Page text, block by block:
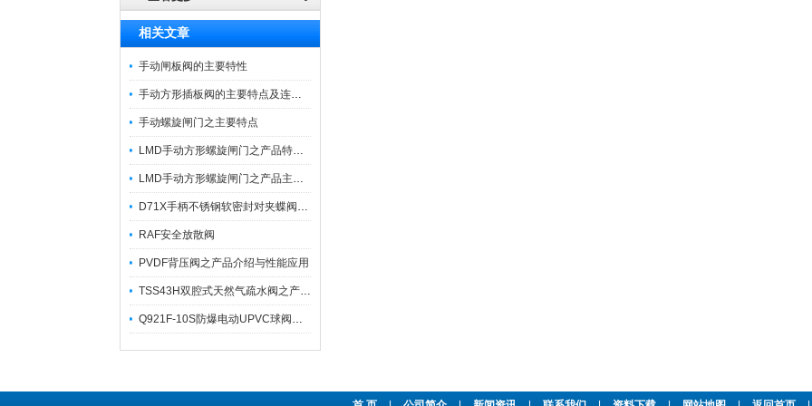
相关文章
手动闸板阀的主要特性
手动方形插板阀的主要特点及连接尺寸
手动螺旋闸门之主要特点
LMD手动方形螺旋闸门之产品特点及应用场合
LMD手动方形螺旋闸门之产品主要特点及其连接尺寸
D71X手柄不锈钢软密封对夹蝶阀之产品特优点简析
RAF安全放散阀
PVDF背压阀之产品介绍与性能应用
TSS43H双腔式天然气疏水阀之产品功能特点及选用方法
Q921F-10S防爆电动UPVC球阀之产品特点与应用